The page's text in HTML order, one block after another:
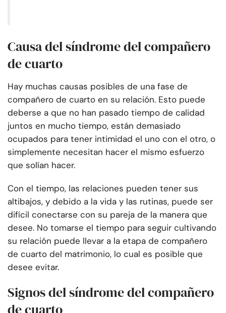
Causa del síndrome del compañero
de cuarto
Hay muchas causas posibles de una fase de
compañero de cuarto en su relación. Esto puede
deberse a que no han pasado tiempo de calidad
juntos en mucho tiempo, están demasiado
ocupados para tener intimidad el uno con el otro, o
simplemente necesitan hacer el mismo esfuerzo
que solían hacer.
Con el tiempo, las relaciones pueden tener sus
altibajos, y debido a la vida y las rutinas, puede ser
difícil conectarse con su pareja de la manera que
desee. No tomarse el tiempo para seguir cultivando
su relación puede llevar a la etapa de compañero
de cuarto del matrimonio, lo cual es posible que
desee evitar.
Signos del síndrome del compañero